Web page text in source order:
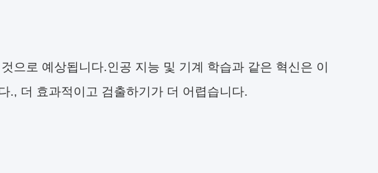
으로 예상됩니다.인공 지능 및 기계 학습과 같은 혁신은 이
., 더 효과적이고 검출하기가 더 어렵습니다.